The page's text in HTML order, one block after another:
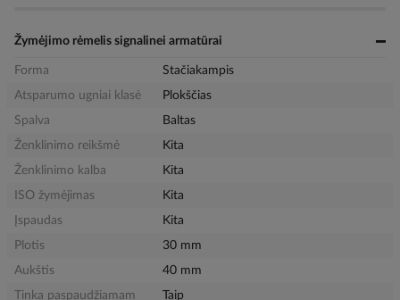
Žymėjimo rėmelis signalinei armatūrai
Forma
Stačiakampis
Atsparumo ugniai klasė
Plokščias
Spalva
Baltas
Ženklinimo reikšmė
Kita
Ženklinimo kalba
Kita
ISO žymėjimas
Kita
Įspaudas
Kita
Plotis
30 mm
Aukštis
40 mm
Tinka paspaudžiamam
Taip